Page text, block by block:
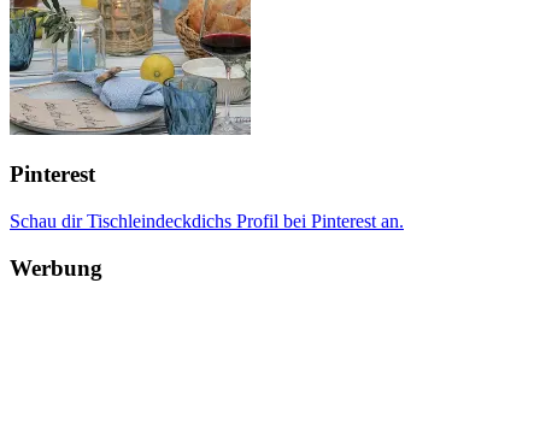
Pinterest
Schau dir Tischleindeckdichs Profil bei Pinterest an.
Werbung